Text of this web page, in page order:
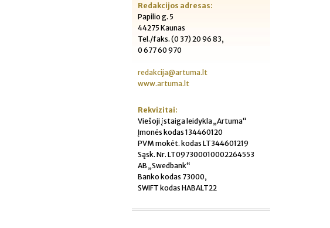
Redakcijos adresas:
Papilio g. 5
44275 Kaunas
Tel./faks. (0 37) 20 96 83,
0 677 60 970
redakcija@artuma.lt
www.artuma.lt
Rekvizitai:
Viešoji įstaiga leidykla „Artuma“
Įmonės kodas 134460120
PVM mokėt. kodas LT344601219
Sąsk. Nr. LT097300010002264553
AB „Swedbank“
Banko kodas 73000,
SWIFT kodas HABALT22